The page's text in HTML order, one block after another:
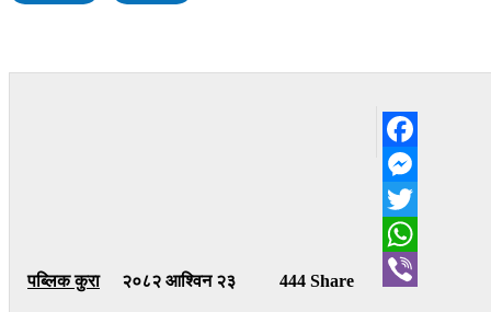
पब्लिक कुरा २०८२ आश्विन २३ 444 Share
Facebook
Messenger
Twitter
WhatsApp